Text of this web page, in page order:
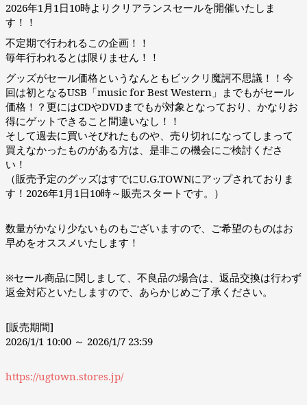
2026年1月1日10時よりクリアランスセールを開催いたしま
す！！
不定期で行われるこの企画！！
毎年行われるとは限りません！！
グッズがセール価格というなんともビックリ魔訶不思議！！今
回は初となるUSB「music for Best Western」までもがセール
価格！？更にはCDやDVDまでもが対象となっており、かなりお
得にゲットできること間違いなし！！
そして過去に買いそびれたものや、売り切れになってしまって
買えなかったものがある方は、是非この機会にご検討くださ
い！
（販売予定のグッズはすでにU.G.TOWNにアップされておりま
す！2026年1月1日10時～販売スタートです。）
数量がかなり少ないものもございますので、ご希望のものはお
早めをオススメいたします！
※セール商品に関しまして、不良品の場合は、返品交換は行わず
返金対応といたしますので、あらかじめご了承ください。
[販売期間]
2026/1/1 10:00 ～ 2026/1/7 23:59
https://ugtown.stores.jp/